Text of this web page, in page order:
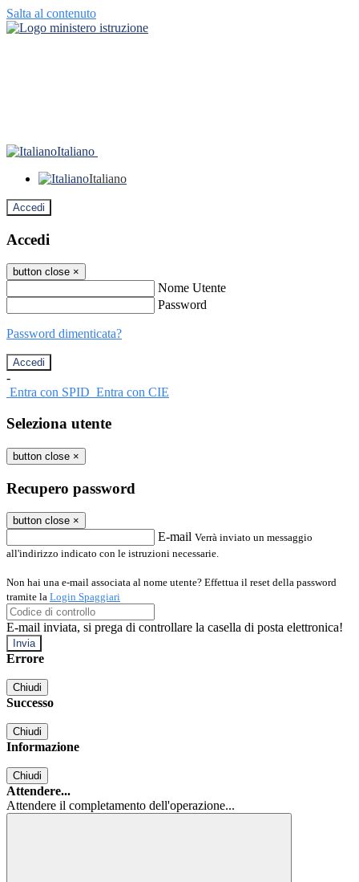
Salta al contenuto
Italiano
Italiano
Accedi
Accedi
button close ×
Nome Utente
Password
Password dimenticata?
-
Entra con SPID Entra con CIE
Seleziona utente
button close ×
Recupero password
button close ×
E-mail Verrà inviato un messaggio
all'indirizzo indicato con le istruzioni necessarie.
Non hai una e-mail associata al nome utente? Effettua il reset della password
tramite la Login Spaggiari
E-mail inviata, si prega di controllare la casella di posta elettronica!
Errore
Chiudi
Successo
Chiudi
Informazione
Chiudi
Attendere...
Attendere il completamento dell'operazione...